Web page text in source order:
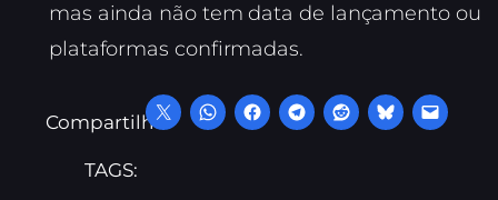
mas ainda não tem data de lançamento ou
plataformas confirmadas.
Compartilhe:
TAGS: